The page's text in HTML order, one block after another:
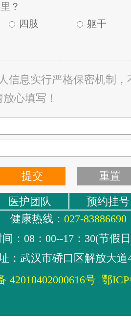
？
四肢 躯干
信息实行严格保密机制，
心填写！
医护团队
预约挂号
健康热线： 027-83886690
：08：00--17：30(节假
：武汉市硚口区解放大道
42010402000616号 鄂